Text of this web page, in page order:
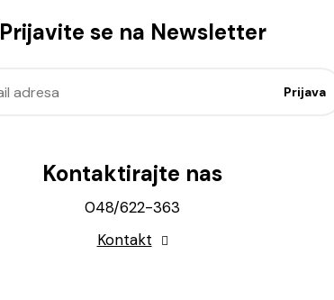
Prijavite se na Newsletter
Kontaktirajte nas
048/622-363
Kontakt